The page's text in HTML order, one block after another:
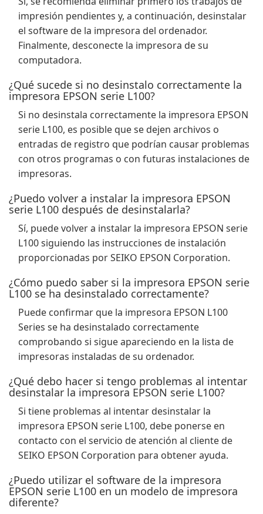
impresión pendientes y, a continuación, desinstalar
el software de la impresora del ordenador.
Finalmente, desconecte la impresora de su
computadora.
¿Qué sucede si no desinstalo correctamente la
impresora EPSON serie L100?
Si no desinstala correctamente la impresora EPSON
serie L100, es posible que se dejen archivos o
entradas de registro que podrían causar problemas
con otros programas o con futuras instalaciones de
impresoras.
¿Puedo volver a instalar la impresora EPSON
serie L100 después de desinstalarla?
Sí, puede volver a instalar la impresora EPSON serie
L100 siguiendo las instrucciones de instalación
proporcionadas por SEIKO EPSON Corporation.
¿Cómo puedo saber si la impresora EPSON serie
L100 se ha desinstalado correctamente?
Puede confirmar que la impresora EPSON L100
Series se ha desinstalado correctamente
comprobando si sigue apareciendo en la lista de
impresoras instaladas de su ordenador.
¿Qué debo hacer si tengo problemas al intentar
desinstalar la impresora EPSON serie L100?
Si tiene problemas al intentar desinstalar la
impresora EPSON serie L100, debe ponerse en
contacto con el servicio de atención al cliente de
SEIKO EPSON Corporation para obtener ayuda.
¿Puedo utilizar el software de la impresora
EPSON serie L100 en un modelo de impresora
diferente?